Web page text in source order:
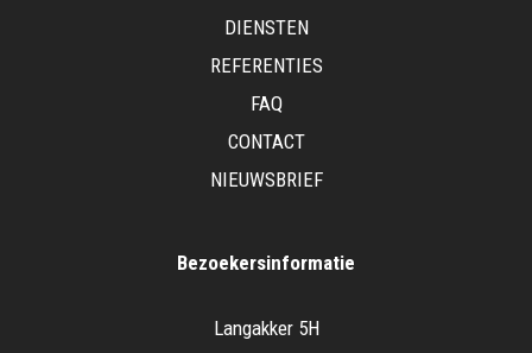
DIENSTEN
REFERENTIES
FAQ
CONTACT
NIEUWSBRIEF
Bezoekersinformatie
Langakker 5H